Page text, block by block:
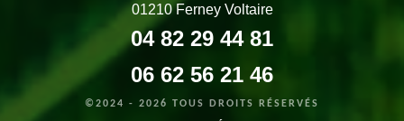
01210 Ferney Voltaire
04 82 29 44 81
06 62 56 21 46
©2024 - 2026 TOUS DROITS RÉSERVÉS